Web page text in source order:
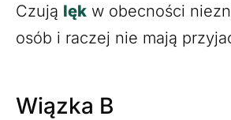
Czują lęk w obecności
osób i raczej nie mają
Wiązka B